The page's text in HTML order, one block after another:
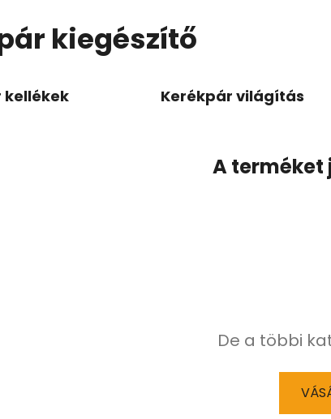
kiegészítő
kellékek Kerékpár világítás
A terméket
De a többi